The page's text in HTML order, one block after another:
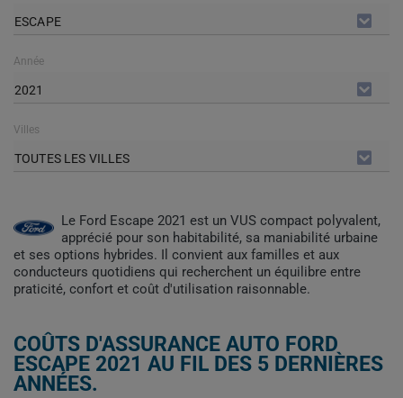
ESCAPE
Année
2021
Villes
TOUTES LES VILLES
Le Ford Escape 2021 est un VUS compact polyvalent,
apprécié pour son habitabilité, sa maniabilité urbaine
et ses options hybrides. Il convient aux familles et aux
conducteurs quotidiens qui recherchent un équilibre entre
praticité, confort et coût d'utilisation raisonnable.
COÛTS D'ASSURANCE AUTO FORD
ESCAPE 2021 AU FIL DES 5 DERNIÈRES
ANNÉES.